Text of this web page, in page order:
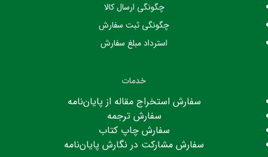
چگونگی ارسال کالا
چگونگی ثبت سفارش
استرداد مبلغ سفارش
خدمات
سفارش استخراج مقاله از پایان‌نامه
سفارش ترجمه
سفارش چاپ کتاب
سفارش مشارکت در نگارش پایان‌نامه